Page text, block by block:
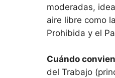
moderadas,
aire libre como
Prohibida y el
Cuándo
del Trabajo